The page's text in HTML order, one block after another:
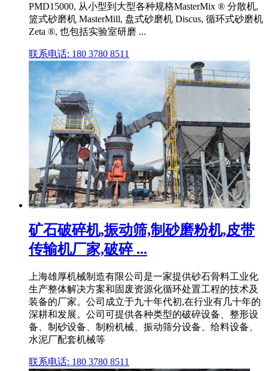
PMD15000, 从小型到大型各种规格MasterMix ® 分散机,
篮式砂磨机 MasterMill, 盘式砂磨机 Discus, 循环式砂磨机
Zeta ®, 也包括实验室研磨 ...
联系电话: 180 3780 8511
矿石破碎机,振动筛,制砂磨粉机,皮带
传输机厂家,破碎 ...
上海雄厚机械制造有限公司是一家提供砂石骨料工业化
生产整体解决方案和固废资源化循环处置工程的技术及
装备的厂家。公司成立于九十年代初,在行业有几十年的
深耕和发展。公司可提供各种类型的破碎设备、整形设
备、制砂设备、制粉机械、振动筛分设备、给料设备、
水泥厂配套机械等
联系电话: 180 3780 8511